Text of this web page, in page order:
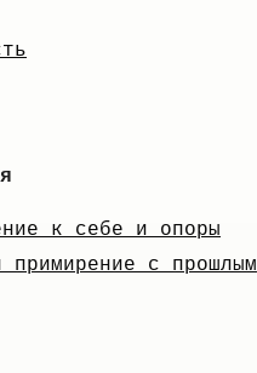
к себе и опоры
примирение с прошлым